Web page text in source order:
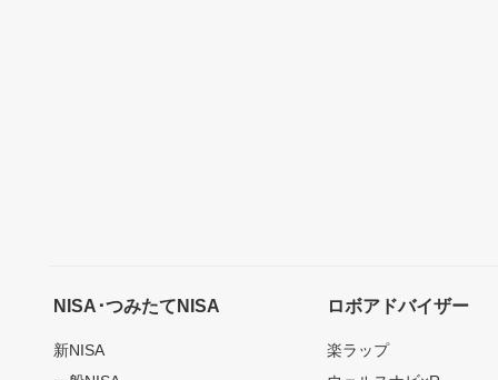
NISA･つみたてNISA
新NISA
ロボアドバイザー
楽ラップ